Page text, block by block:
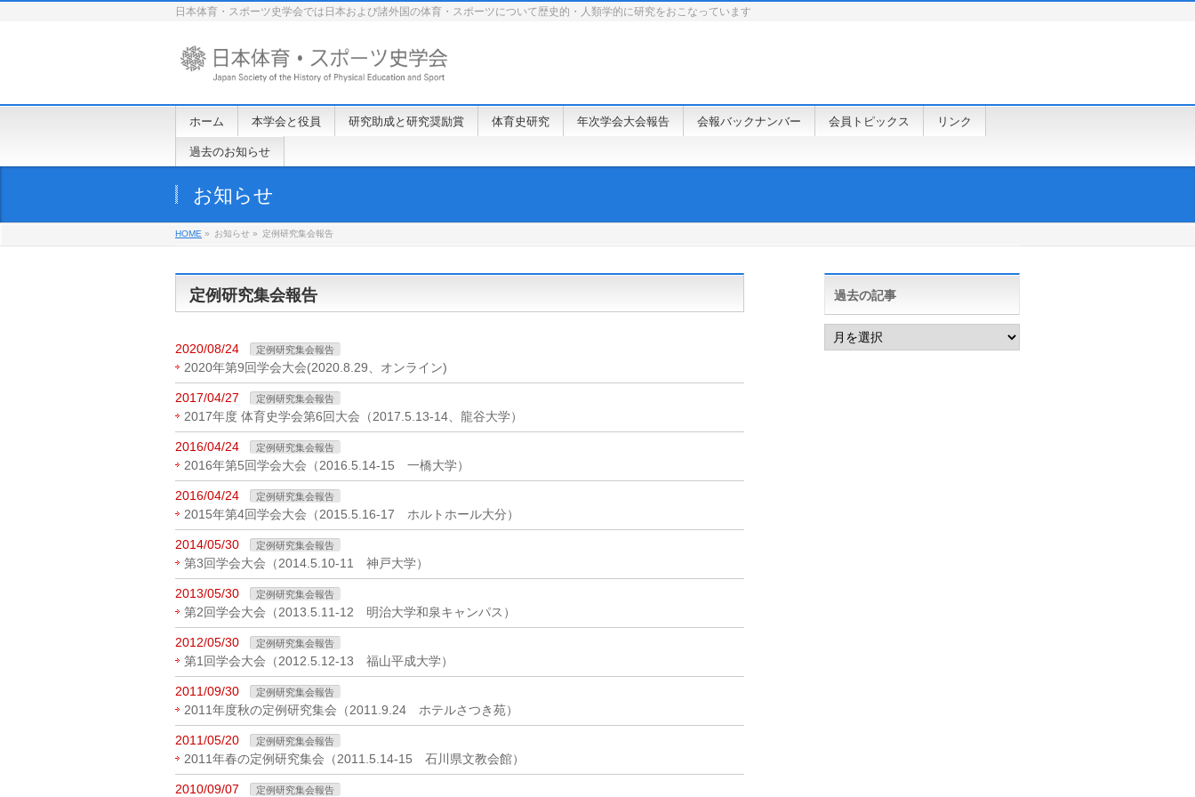
日本体育・スポーツ史学会では日本および諸外国の体育・スポーツについて歴史的・人類学的に研究をおこなっています
ホーム 本学会と役員 研究助成と研究奨励賞 体育史研究 年次学会大会報告 会報バックナンバー 会員トピックス リンク
過去のお知らせ
お知らせ
HOME » お知らせ » 定例研究集会報告
定例研究集会報告
2020/08/24 定例研究集会報告
2020年第9回学会大会(2020.8.29、オンライン)
2017/04/27 定例研究集会報告
2017年度 体育史学会第6回大会（2017.5.13-14、龍谷大学）
2016/04/24 定例研究集会報告
2016年第5回学会大会（2016.5.14-15 一橋大学）
2016/04/24 定例研究集会報告
2015年第4回学会大会（2015.5.16-17 ホルトホール大分）
2014/05/30 定例研究集会報告
第3回学会大会（2014.5.10-11 神戸大学）
2013/05/30 定例研究集会報告
第2回学会大会（2013.5.11-12 明治大学和泉キャンパス）
2012/05/30 定例研究集会報告
第1回学会大会（2012.5.12-13 福山平成大学）
2011/09/30 定例研究集会報告
2011年度秋の定例研究集会（2011.9.24 ホテルさつき苑）
2011/05/20 定例研究集会報告
2011年春の定例研究集会（2011.5.14-15 石川県文教会館）
2010/09/07 定例研究集会報告
過去の記事
過
去